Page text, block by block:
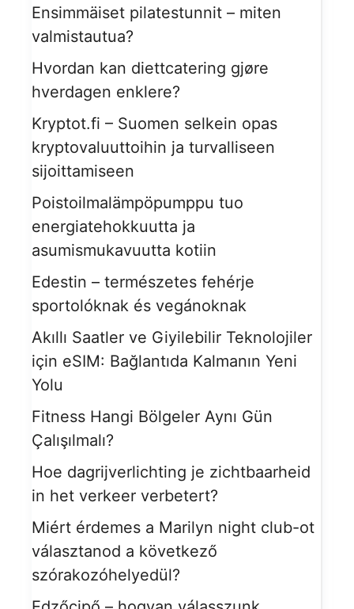
Ensimmäiset pilatestunnit – miten
valmistautua?
Hvordan kan diettcatering gjøre
hverdagen enklere?
Kryptot.fi – Suomen selkein opas
kryptovaluuttoihin ja turvalliseen
sijoittamiseen
Poistoilmalämpöpumppu tuo
energiatehokkuutta ja
asumismukavuutta kotiin
Edestin – természetes fehérje
sportolóknak és vegánoknak
Akıllı Saatler ve Giyilebilir Teknolojiler
için eSIM: Bağlantıda Kalmanın Yeni
Yolu
Fitness Hangi Bölgeler Aynı Gün
Çalışılmalı?
Hoe dagrijverlichting je zichtbaarheid
in het verkeer verbetert?
Miért érdemes a Marilyn night club-ot
választanod a következő
szórakozóhelyedül?